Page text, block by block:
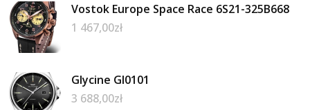
Vostok Europe Space Race 6S21-325B668
1 467,00zł
Glycine Gl0101
3 688,00zł